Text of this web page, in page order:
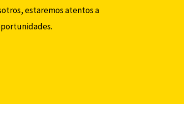
estaremos atentos a